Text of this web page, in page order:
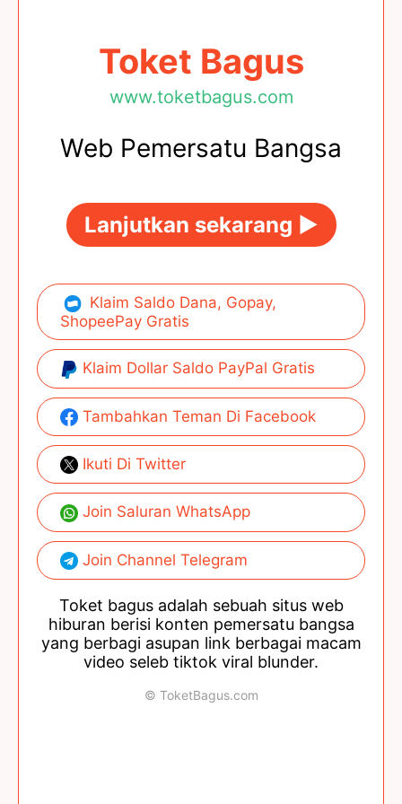
Toket Bagus
www.toketbagus.com
Web Pemersatu Bangsa
Lanjutkan sekarang ►
Klaim Saldo Dana, Gopay,
ShopeePay Gratis
Klaim Dollar Saldo PayPal Gratis
Tambahkan Teman Di Facebook
Ikuti Di Twitter
Join Saluran WhatsApp
Join Channel Telegram
Toket bagus adalah sebuah situs web
hiburan berisi konten pemersatu bangsa
yang berbagi asupan link berbagai macam
video seleb tiktok viral blunder.
© ToketBagus.com